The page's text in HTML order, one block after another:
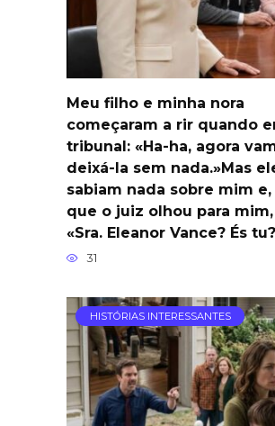
Meu filho e minha nora
começaram a rir quando
tribunal: «Ha-ha, agora
deixá-la sem nada.»Mas
sabiam nada sobre mim e,
que o juiz olhou para
«Sra. Eleanor Vance? És
31
HISTÓRIAS INTERESSANTES